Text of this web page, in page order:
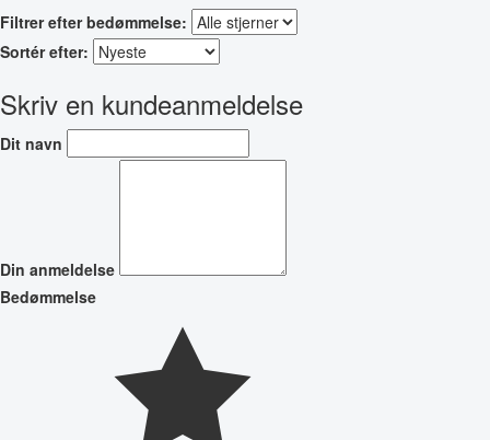
Filtrer efter bedømmelse:
Sortér efter:
Skriv en kundeanmeldelse
Dit navn
Din anmeldelse
Bedømmelse